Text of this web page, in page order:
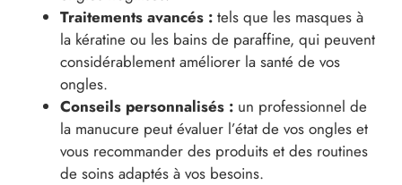
Traitements avancés : tels que les masques à
la kératine ou les bains de paraffine, qui peuvent
considérablement améliorer la santé de vos
ongles.
Conseils personnalisés : un professionnel de
la manucure peut évaluer l’état de vos ongles et
vous recommander des produits et des routines
de soins adaptés à vos besoins.